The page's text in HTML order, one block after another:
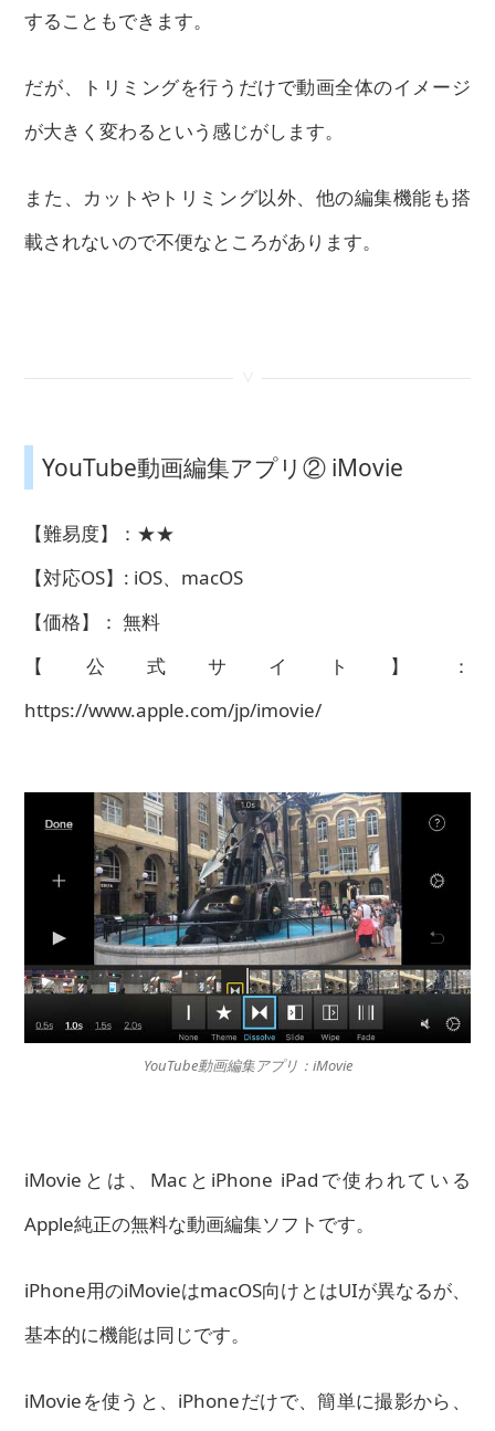
することもできます。
だが、トリミングを行うだけで動画全体のイメージ
が大きく変わるという感じがします。
また、カットやトリミング以外、他の編集機能も搭
載されないので不便なところがあります。
YouTube動画編集アプリ② iMovie
【難易度】：★★
【対応OS】: iOS、macOS
【価格】： 無料
【公式サイト】：
https://www.apple.com/jp/imovie/
YouTube動画編集アプリ：iMovie
iMovieとは、MacとiPhone iPadで使われている
Apple純正の無料な動画編集ソフトです。
iPhone用のiMovieはmacOS向けとはUIが異なるが、
基本的に機能は同じです。
iMovieを使うと、iPhoneだけで、簡単に撮影から、